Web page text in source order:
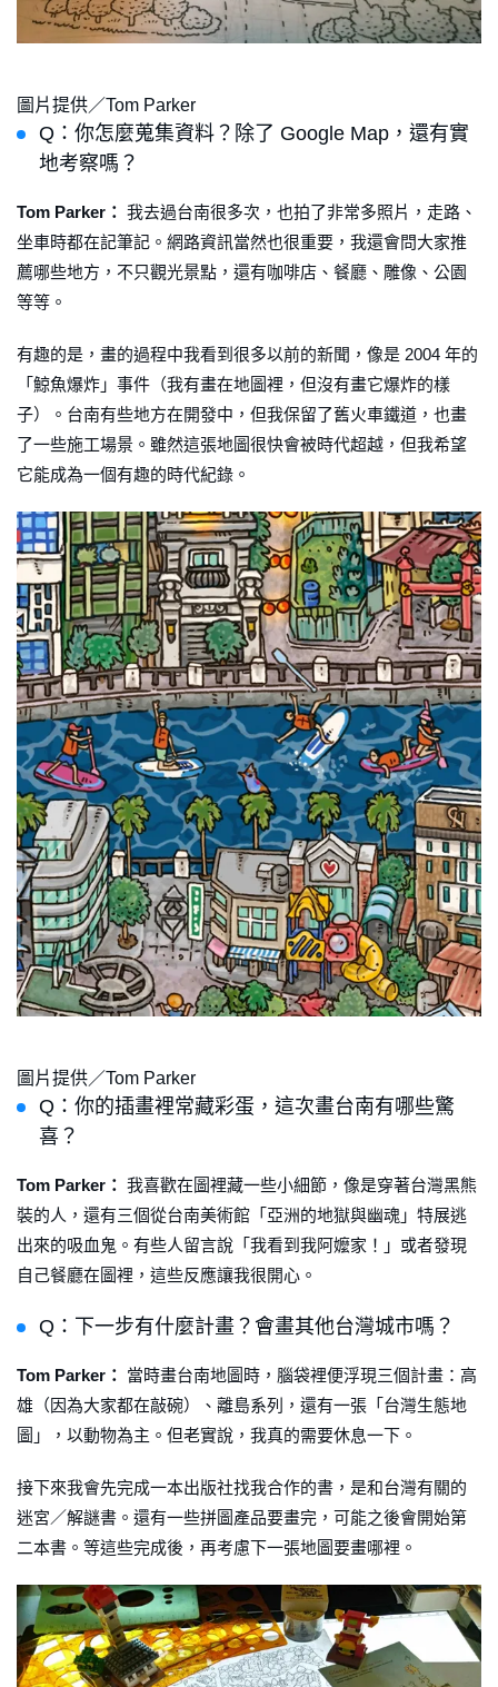
圖片提供／Tom Parker
Q：你怎麼蒐集資料？除了 Google Map，還有實
地考察嗎？
Tom Parker： 我去過台南很多次，也拍了非常多照片，走路、
坐車時都在記筆記。網路資訊當然也很重要，我還會問大家推
薦哪些地方，不只觀光景點，還有咖啡店、餐廳、雕像、公園
等等。
有趣的是，畫的過程中我看到很多以前的新聞，像是 2004 年的
「鯨魚爆炸」事件（我有畫在地圖裡，但沒有畫它爆炸的樣
子）。台南有些地方在開發中，但我保留了舊火車鐵道，也畫
了一些施工場景。雖然這張地圖很快會被時代超越，但我希望
它能成為一個有趣的時代紀錄。
圖片提供／Tom Parker
Q：你的插畫裡常藏彩蛋，這次畫台南有哪些驚
喜？
Tom Parker： 我喜歡在圖裡藏一些小細節，像是穿著台灣黑熊
裝的人，還有三個從台南美術館「亞洲的地獄與幽魂」特展逃
出來的吸血鬼。有些人留言說「我看到我阿嬤家！」或者發現
自己餐廳在圖裡，這些反應讓我很開心。
Q：下一步有什麼計畫？會畫其他台灣城市嗎？
Tom Parker： 當時畫台南地圖時，腦袋裡便浮現三個計畫：高
雄（因為大家都在敲碗）、離島系列，還有一張「台灣生態地
圖」，以動物為主。但老實說，我真的需要休息一下。
接下來我會先完成一本出版社找我合作的書，是和台灣有關的
迷宮／解謎書。還有一些拼圖產品要畫完，可能之後會開始第
二本書。等這些完成後，再考慮下一張地圖要畫哪裡。